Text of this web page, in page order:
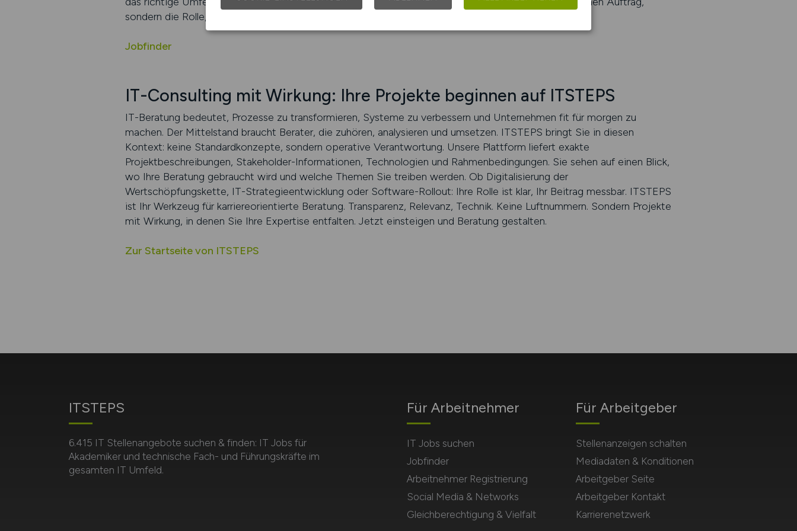
sondern die Rolle, die zu Ihrer Entwicklung passt.
Jobfinder
IT-Consulting mit Wirkung: Ihre Projekte beginnen auf ITSTEPS
IT-Beratung bedeutet, Prozesse zu transformieren, Systeme zu verbessern und Unternehmen fit für morgen zu
machen. Der Mittelstand braucht Berater, die zuhören, analysieren und umsetzen. ITSTEPS bringt Sie in diesen
Kontext: keine Standardkonzepte, sondern operative Verantwortung. Unsere Plattform liefert exakte
Projektbeschreibungen, Stakeholder-Informationen, Technologien und Rahmenbedingungen. Sie sehen auf einen Blick,
wo Ihre Beratung gebraucht wird und welche Themen Sie treiben werden. Ob Digitalisierung der
Wertschöpfungskette, IT-Strategieentwicklung oder Software-Rollout: Ihre Rolle ist klar, Ihr Beitrag messbar. ITSTEPS
ist Ihr Werkzeug für karriereorientierte Beratung. Transparenz, Relevanz, Technik. Keine Luftnummern. Sondern Projekte
mit Wirkung, in denen Sie Ihre Expertise entfalten. Jetzt einsteigen und Beratung gestalten.
Zur Startseite von ITSTEPS
ITSTEPS
6.415 IT Stellenangebote suchen & finden: IT Jobs für
Akademiker und technische Fach- und Führungskräfte im
gesamten IT Umfeld.
Für Arbeitnehmer
IT Jobs suchen
Jobfinder
Arbeitnehmer Registrierung
Social Media & Networks
Gleichberechtigung & Vielfalt
Für Arbeitgeber
Stellenanzeigen schalten
Mediadaten & Konditionen
Arbeitgeber Seite
Arbeitgeber Kontakt
Karrierenetzwerk